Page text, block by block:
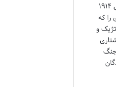
“توپ‌های اوت” اثر باربارا دبلیو. تاکمن، یک شاهکار بی‌بدیل در تاریخ‌نگاری جنگ جهانی اول است که بر ماه اول جنگ در سال ۱۹۱۴
را که
و
جنگ